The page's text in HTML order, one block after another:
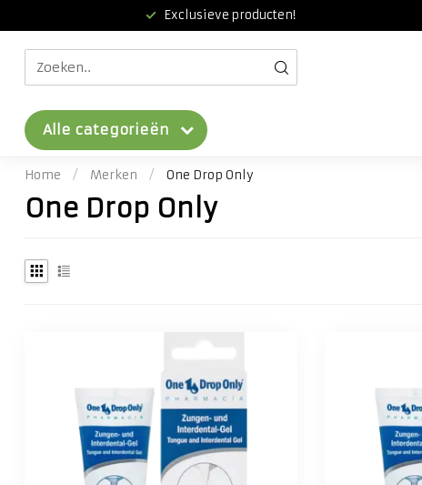
Exclusieve producten!
Alle categorieën
Home / Merken / One Drop Only
One Drop Only